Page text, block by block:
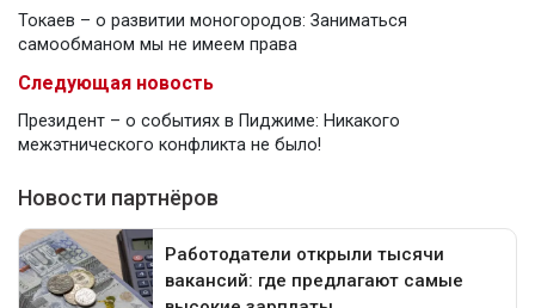
Токаев – о развитии моногородов: Заниматься
самообманом мы не имеем права
Следующая новость
Президент – о событиях в Пиджиме: Никакого
межэтнического конфликта не было!